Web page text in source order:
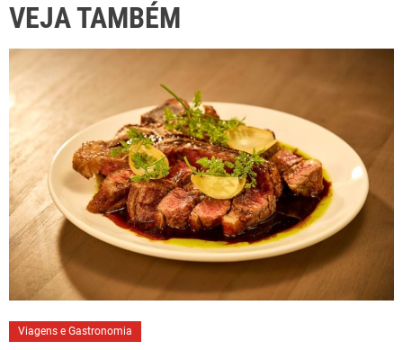
VEJA TAMBÉM
Viagens e Gastronomia